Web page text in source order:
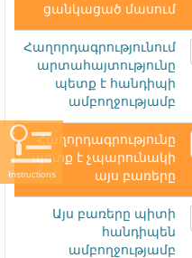
Instructions
ցանկացած մասում
Հաղորդագրությունում
արտահայտությունը
պետք է հանդիպի
ամբողջությամբ
Հաղորդագրությունը
պետք է չպարունակի
այս բառերը
Այս բառերը պիտի
հանդիպեն
ամբողջությամբ